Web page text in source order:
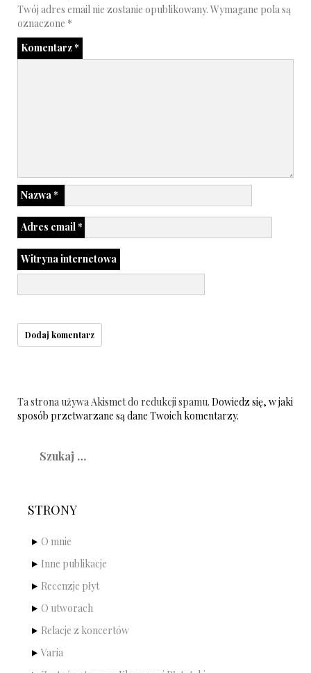
Twój adres email nie zostanie opublikowany. Wymagane pola są
oznaczone *
Komentarz*
Nazwa*
Adres email*
Witryna internetowa
Ta strona używa Akismet do redukcji spamu. Dowiedz się, w jaki
sposób przetwarzane są dane Twoich komentarzy.
STRONY
O mnie
Inne publikacje
Recenzje płyt
O utworach
Relacje z koncertów
Varia